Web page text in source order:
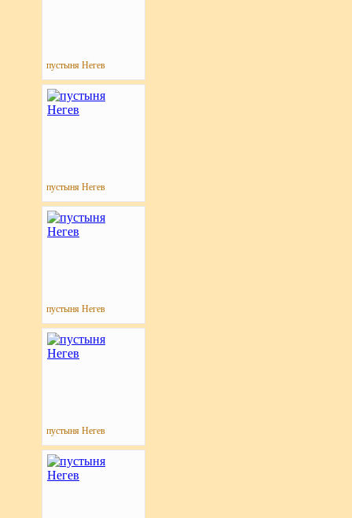
пустыня Негев
пустыня Негев
пустыня Негев
пустыня Негев